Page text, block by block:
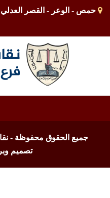
حمص - الوعر - القصر العدلي
جميع الحقوق محفوظة -
تصميم